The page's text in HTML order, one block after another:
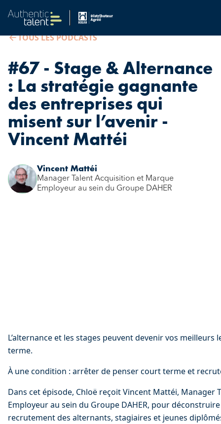
TOUS LES PODCASTS
#67 - Stage & Alternance
: La stratégie gagnante
des entreprises qui
misent sur l’avenir -
Vincent Mattéi
Vincent Mattéi
Manager Talent Acquisition et Marque
Employeur au sein du Groupe DAHER
L’alternance et les stages peuvent devenir vos
terme.
À une condition : arrêter de penser court terme et
Dans cet épisode, Chloë reçoit Vincent Mattéi,
Employeur au sein du Groupe DAHER, pour
recrutement des alternants, stagiaires et jeunes